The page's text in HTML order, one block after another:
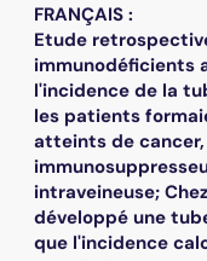
FRANÇAIS :
Etude
immunodéficients
l'incidence de la
les patients
atteints de
intraveineuse;
développé une
que l'incidence